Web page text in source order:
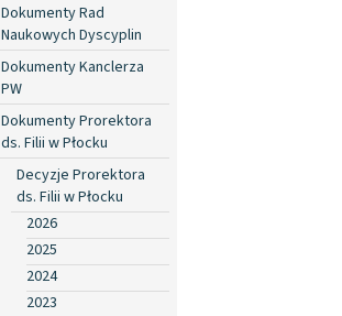
Dokumenty Rad
Naukowych Dyscyplin
Dokumenty Kanclerza
PW
Dokumenty Prorektora
ds. Filii w Płocku
Decyzje Prorektora
ds. Filii w Płocku
2026
2025
2024
2023